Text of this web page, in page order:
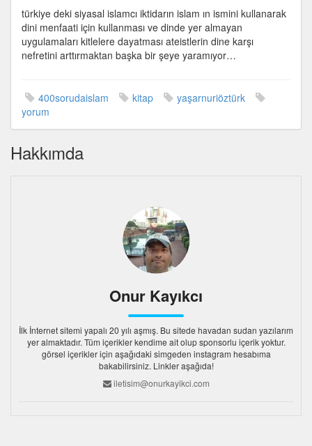
türkiye deki siyasal islamcı iktidarın islam ın ismini kullanarak
dini menfaati için kullanması ve dinde yer almayan
uygulamaları kitlelere dayatması ateistlerin dine karşı
nefretini arttırmaktan başka bir şeye yaramıyor…
400sorudaislam kitap
yaşarnuriöztürk
yorum
Hakkımda
Onur Kayıkcı
İlk İnternet sitemi yapalı 20 yılı aşmış. Bu sitede havadan sudan yazılarım
yer almaktadır. Tüm içerikler kendime ait olup sponsorlu içerik yoktur.
görsel içerikler için aşağıdaki simgeden instagram hesabıma
bakabilirsiniz. Linkler aşağıda!
iletisim@onurkayikci.com